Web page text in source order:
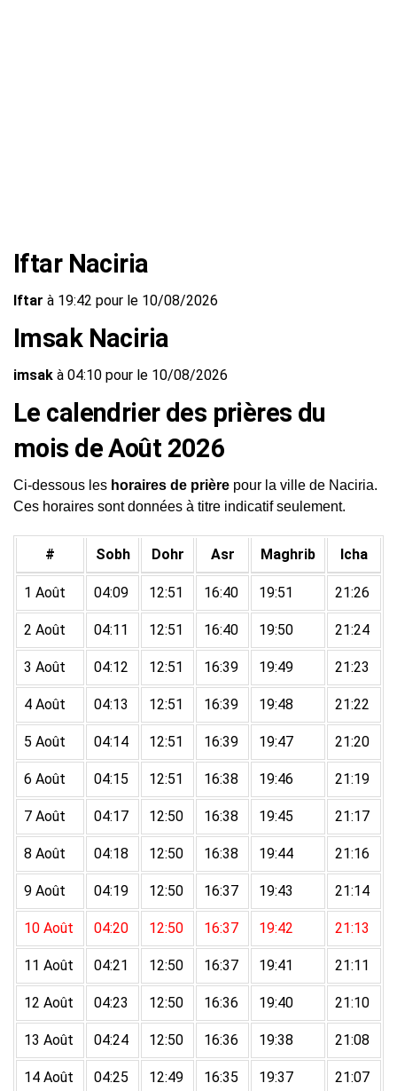
Iftar Naciria
Iftar à 19:42 pour le 10/08/2026
Imsak Naciria
imsak à 04:10 pour le 10/08/2026
Le calendrier des prières du
mois de Août 2026
Ci-dessous les horaires de prière pour la ville de Naciria.
Ces horaires sont données à titre indicatif seulement.
# Sobh Dohr Asr Maghrib Icha
1 Août 04:09 12:51 16:40 19:51 21:26
2 Août 04:11 12:51 16:40 19:50 21:24
3 Août 04:12 12:51 16:39 19:49 21:23
4 Août 04:13 12:51 16:39 19:48 21:22
5 Août 04:14 12:51 16:39 19:47 21:20
6 Août 04:15 12:51 16:38 19:46 21:19
7 Août 04:17 12:50 16:38 19:45 21:17
8 Août 04:18 12:50 16:38 19:44 21:16
9 Août 04:19 12:50 16:37 19:43 21:14
10 Août 04:20 12:50 16:37 19:42 21:13
11 Août 04:21 12:50 16:37 19:41 21:11
12 Août 04:23 12:50 16:36 19:40 21:10
13 Août 04:24 12:50 16:36 19:38 21:08
14 Août 04:25 12:49 16:35 19:37 21:07